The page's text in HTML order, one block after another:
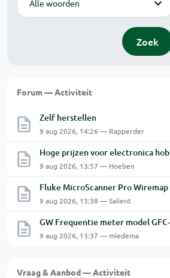
Zoek
Forum — Activiteit
Zelf herstellen
9 aug 2026, 14:26 — Rapperder
Hoge prijzen voor electronica
9 aug 2026, 13:57 — Hoeben
Fluke MicroScanner Pro
9 aug 2026, 13:38 — Salient
GW Frequentie meter model
9 aug 2026, 13:37 — miedema
Vraag & Aanbod — Activiteit